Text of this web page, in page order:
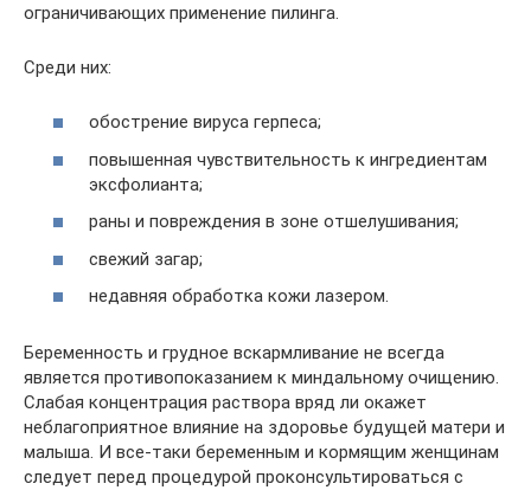
ограничивающих применение пилинга.
Среди них:
обострение вируса герпеса;
повышенная чувствительность к ингредиентам
эксфолианта;
раны и повреждения в зоне отшелушивания;
свежий загар;
недавняя обработка кожи лазером.
Беременность и грудное вскармливание не всегда
является противопоказанием к миндальному очищению.
Слабая концентрация раствора вряд ли окажет
неблагоприятное влияние на здоровье будущей матери и
малыша. И все-таки беременным и кормящим женщинам
следует перед процедурой проконсультироваться с